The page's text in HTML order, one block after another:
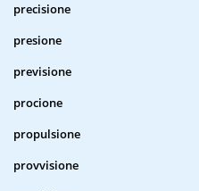
precisione
presione
previsione
procione
propulsione
provvisione